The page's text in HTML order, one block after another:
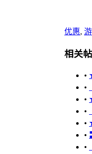
优惠,
相关
•
•
•
•
•
•
•